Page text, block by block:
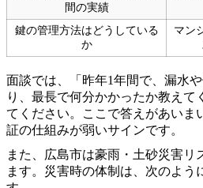
間の実績
鍵の管理方法はどうしている
か
マン
面談では、「昨年1年間で、漏水
り、最長で何分かかったか教えて
てください。ここで答えがあいま
証の仕組みが弱いサインです。
また、広島市は豪雨・土砂災害リ
ます。災害時の体制は、次のよう